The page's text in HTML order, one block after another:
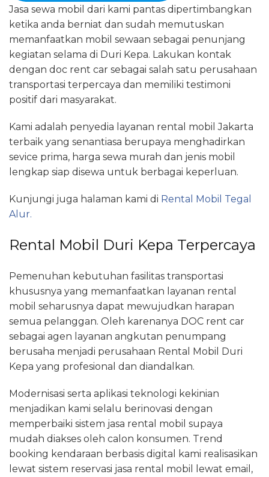
Jasa sewa mobil dari kami pantas dipertimbangkan
ketika anda berniat dan sudah memutuskan
memanfaatkan mobil sewaan sebagai penunjang
kegiatan selama di Duri Kepa. Lakukan kontak
dengan doc rent car sebagai salah satu perusahaan
transportasi terpercaya dan memiliki testimoni
positif dari masyarakat.
Kami adalah penyedia layanan rental mobil Jakarta
terbaik yang senantiasa berupaya menghadirkan
sevice prima, harga sewa murah dan jenis mobil
lengkap siap disewa untuk berbagai keperluan.
Kunjungi juga halaman kami di Rental Mobil Tegal
Alur.
Rental Mobil Duri Kepa Terpercaya
Pemenuhan kebutuhan fasilitas transportasi
khususnya yang memanfaatkan layanan rental
mobil seharusnya dapat mewujudkan harapan
semua pelanggan. Oleh karenanya DOC rent car
sebagai agen layanan angkutan penumpang
berusaha menjadi perusahaan Rental Mobil Duri
Kepa yang profesional dan diandalkan.
Modernisasi serta aplikasi teknologi kekinian
menjadikan kami selalu berinovasi dengan
memperbaiki sistem jasa rental mobil supaya
mudah diakses oleh calon konsumen. Trend
booking kendaraan berbasis digital kami realisasikan
lewat sistem reservasi jasa rental mobil lewat email,